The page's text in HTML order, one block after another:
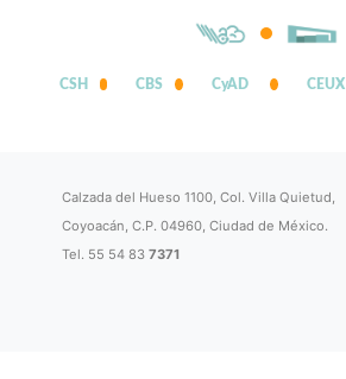
CSH CBS CyAD CEUX
Calzada del Hueso 1100, Col. Villa Quietud,
Coyoacán, C.P. 04960, Ciudad de México.
Tel. 55 54 837371